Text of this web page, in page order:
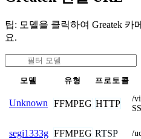
팁: 모델을 클릭하여 Greatek 카
요.
모델 유형 프로토콜
Unknown FFMPEG HTTP
/
segi1333g FFMPEG RTSP /